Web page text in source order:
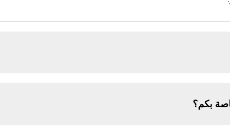
بكم؟